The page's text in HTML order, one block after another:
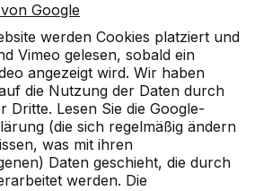
Google
werden Cookies platziert und
Vimeo gelesen, sobald ein
angezeigt wird. Wir haben
die Nutzung der Daten durch
Dritte. Lesen Sie die Google-
(die sich regelmäßig ändern
was mit ihren
Daten geschieht, die durch
werden. Die
finden Sie in ganz Europa
Sehen Sie hier, wo Sie